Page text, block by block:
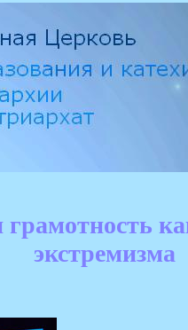
грамотность
экстремизма